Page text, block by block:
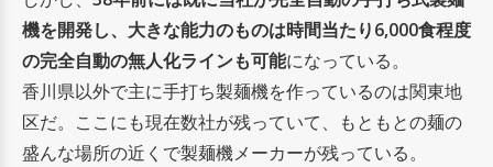
機を開発し、大きな能力のものは時間当たり6,000食程度
の完全自動の無人化ラインも可能になっている。
香川県以外で主に手打ち製麺機を作っているのは関東地
区だ。ここにも現在数社が残っていて、もともとの麺の
盛んな場所の近くで製麺機メーカーが残っている。